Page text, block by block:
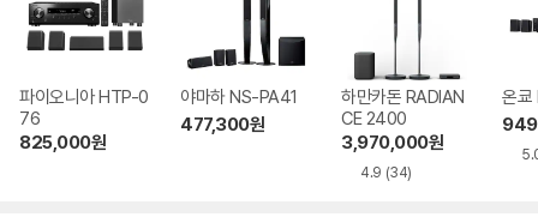
파이오니아 HTP-0
76
825,000원
야마하 NS-PA41
477,300원
하만카돈 RADIAN
CE 2400
3,970,000원
4.9 (34)
온